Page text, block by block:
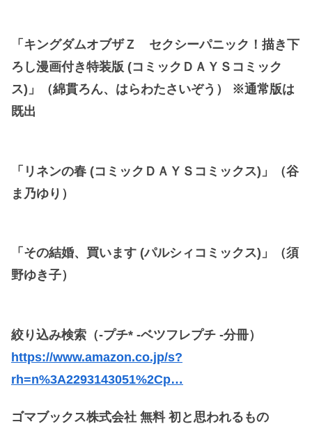
「キングダムオブザＺ セクシーパニック！描き下
ろし漫画付き特装版 (コミックＤＡＹＳコミック
ス)」（綿貫ろん、はらわたさいぞう） ※通常版は
既出
「リネンの春 (コミックＤＡＹＳコミックス)」（谷
ま乃ゆり）
「その結婚、買います (パルシィコミックス)」（須
野ゆき子）
絞り込み検索（-プチ* -ベツフレプチ -分冊）
https://www.amazon.co.jp/s?
rh=n%3A2293143051%2Cp…
ゴマブックス株式会社 無料 初と思われるもの